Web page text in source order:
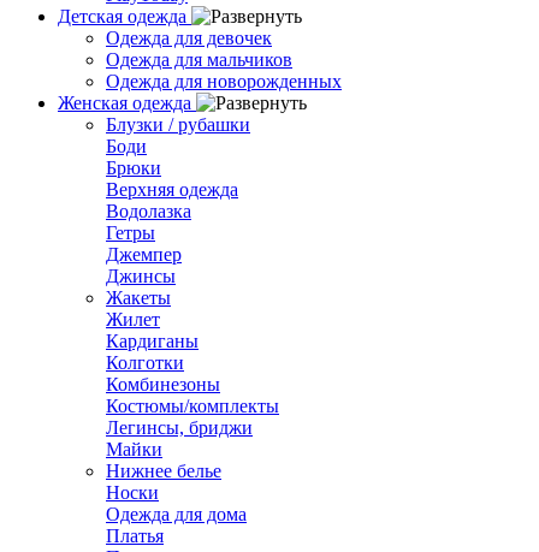
Детская одежда
Одежда для девочек
Одежда для мальчиков
Одежда для новорожденных
Женская одежда
Блузки / рубашки
Боди
Брюки
Верхняя одежда
Водолазка
Гетры
Джемпер
Джинсы
Жакеты
Жилет
Кардиганы
Колготки
Комбинезоны
Костюмы/комплекты
Легинсы, бриджи
Майки
Нижнее белье
Носки
Одежда для дома
Платья